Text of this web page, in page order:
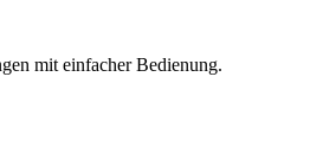
mit einfacher Bedienung.